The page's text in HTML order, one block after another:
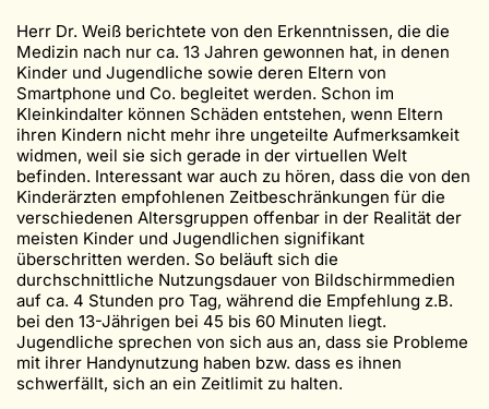
Herr Dr. Weiß berichtete von den Erkenntnissen, die die
Medizin nach nur ca. 13 Jahren gewonnen hat, in denen
Kinder und Jugendliche sowie deren Eltern von
Smartphone und Co. begleitet werden. Schon im
Kleinkindalter können Schäden entstehen, wenn Eltern
ihren Kindern nicht mehr ihre ungeteilte Aufmerksamkeit
widmen, weil sie sich gerade in der virtuellen Welt
befinden. Interessant war auch zu hören, dass die von den
Kinderärzten empfohlenen Zeitbeschränkungen für die
verschiedenen Altersgruppen offenbar in der Realität der
meisten Kinder und Jugendlichen signifikant
überschritten werden. So beläuft sich die
durchschnittliche Nutzungsdauer von Bildschirmmedien
auf ca. 4 Stunden pro Tag, während die Empfehlung z.B.
bei den 13-Jährigen bei 45 bis 60 Minuten liegt.
Jugendliche sprechen von sich aus an, dass sie Probleme
mit ihrer Handynutzung haben bzw. dass es ihnen
schwerfällt, sich an ein Zeitlimit zu halten.